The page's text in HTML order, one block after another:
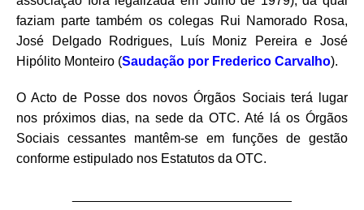
faziam parte também os colegas Rui Namorado Rosa,
José Delgado Rodrigues, Luís Moniz Pereira e José
Hipólito Monteiro (Saudação por Frederico Carvalho).
O Acto de Posse dos novos Órgãos Sociais terá lugar
nos próximos dias, na sede da OTC. Até lá os Órgãos
Sociais cessantes mantêm-se em funções de gestão
conforme estipulado nos Estatutos da OTC.